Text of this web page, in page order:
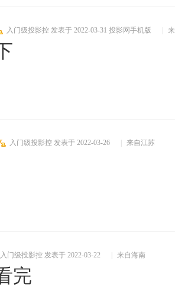
入门级投影控 发表于 2022-03-31 投影网手机版
入门级投影控 发表于 2022-03-26 来自江苏
入门级投影控 发表于 2022-03-22 来自海南
完